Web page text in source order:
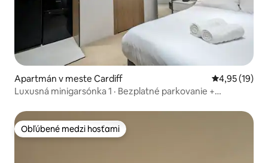
Apartmán v meste Cardiff Priemerné
4,95 (19)
Luxusná minigarsónka 1 · Bezplatné parkovanie +
Obľúbené medzi hosťami
Obľúbené medzi hosťami